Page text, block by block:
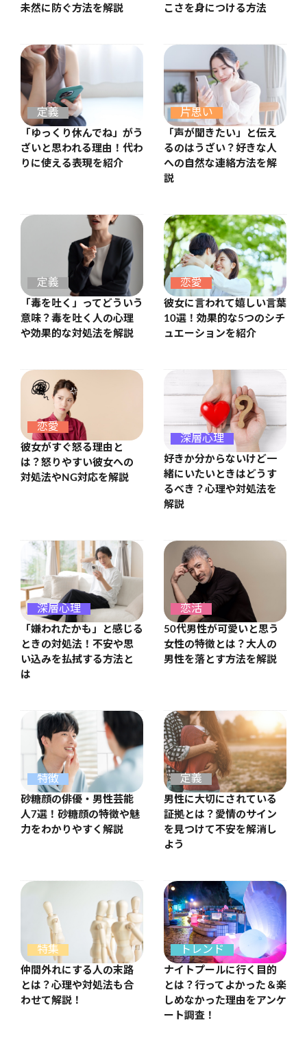
未然に防ぐ方法を解説
こさを身につける方法
定義
「ゆっくり休んでね」がう
ざいと思われる理由！代わ
りに使える表現を紹介
片思い
「声が聞きたい」と伝え
るのはうざい？好きな人
への自然な連絡方法を解
説
定義
「毒を吐く」ってどういう
意味？毒を吐く人の心理
や効果的な対処法を解説
恋愛
彼女に言われて嬉しい言葉
10選！効果的な5つのシチ
ュエーションを紹介
恋愛
彼女がすぐ怒る理由と
は？怒りやすい彼女への
対処法やNG対応を解説
深層心理
好きか分からないけど一
緒にいたいときはどうす
るべき？心理や対処法を
解説
深層心理
「嫌われたかも」と感じる
ときの対処法！不安や思
い込みを払拭する方法と
は
恋活
50代男性が可愛いと思う
女性の特徴とは？大人の
男性を落とす方法を解説
特徴
砂糖顔の俳優・男性芸能
人7選！砂糖顔の特徴や魅
力をわかりやすく解説
定義
男性に大切にされている
証拠とは？愛情のサイン
を見つけて不安を解消し
よう
特集
仲間外れにする人の末路
とは？心理や対処法も合
わせて解説！
トレンド
ナイトプールに行く目的
とは？行ってよかった＆楽
しめなかった理由をアンケ
ート調査！